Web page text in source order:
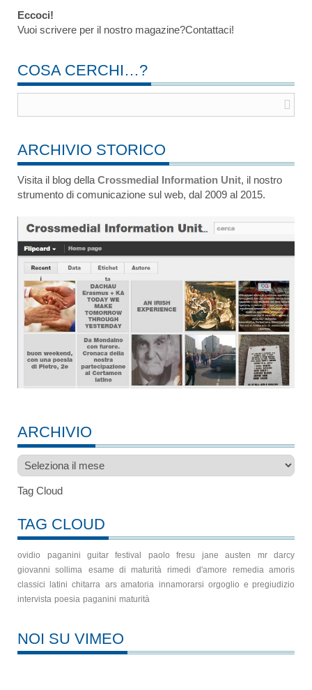
Eccoci!
Vuoi scrivere per il nostro magazine?Contattaci!
COSA CERCHI…?
ARCHIVIO STORICO
Visita il blog della Crossmedial Information Unit, il nostro
strumento di comunicazione sul web, dal 2009 al 2015.
ARCHIVIO
Archivio
Tag Cloud
TAG CLOUD
ovidio paganini guitar festival paolo fresu jane austen
mr darcy
giovanni sollima
esame di maturità rimedi d'amore
remedia amoris
classici latini chitarra ars amatoria innamorarsi orgoglio e pregiudizio
intervista poesia paganini maturità
NOI SU VIMEO